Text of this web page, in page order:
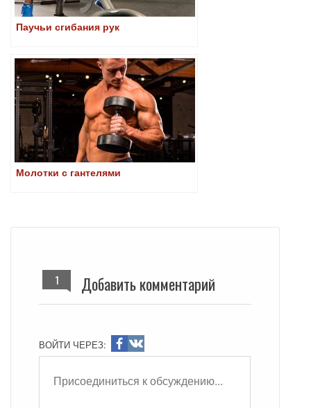
Паучьи сгибания рук
Молотки с гантелями
1 Добавить комментарий
ВОЙТИ ЧЕРЕЗ: